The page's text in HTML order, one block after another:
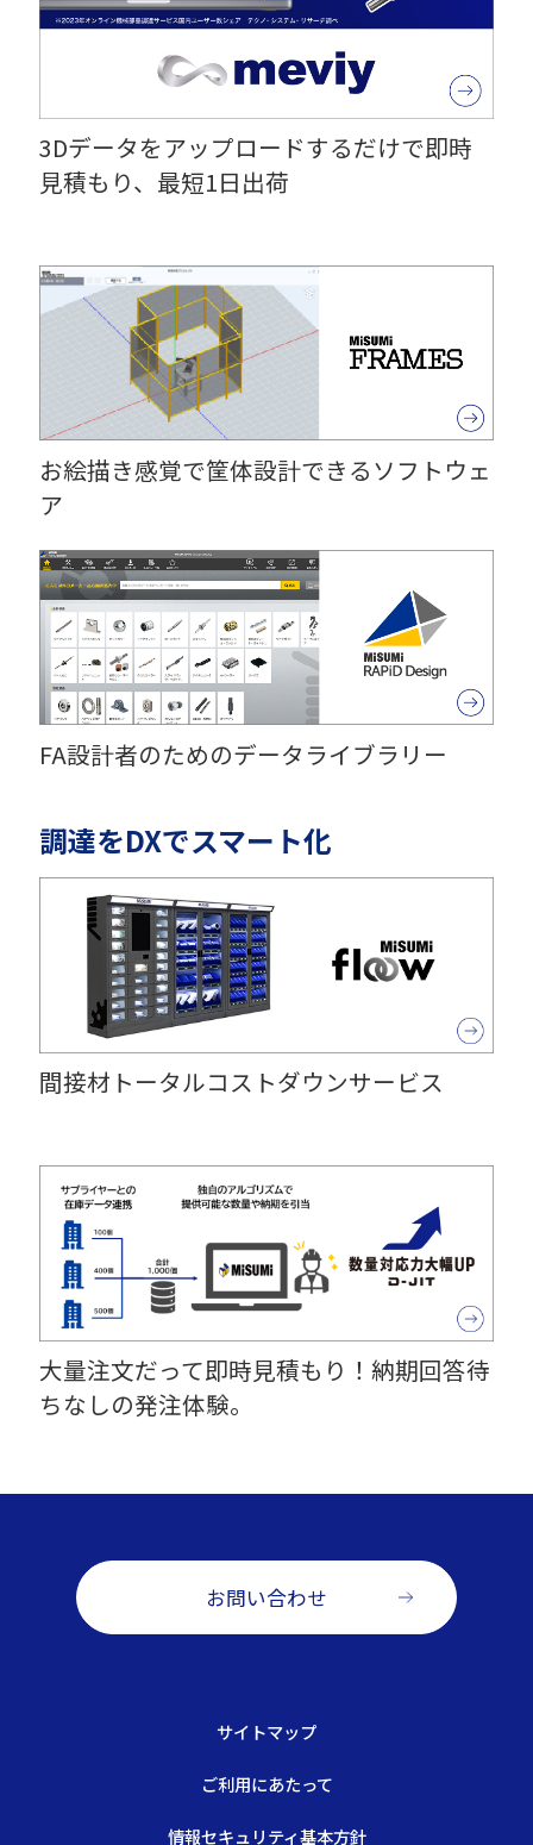
3Dデータをアップロードするだけで即時
見積もり、最短1日出荷
お絵描き感覚で筐体設計できるソフトウェ
ア
FA設計者のためのデータライブラリー
調達をDXでスマート化
間接材トータルコストダウンサービス
大量注文だって即時見積もり！納期回答待
ちなしの発注体験。
サイトマップ
ご利用にあたって
情報セキュリティ基本方針
お問い合わせ